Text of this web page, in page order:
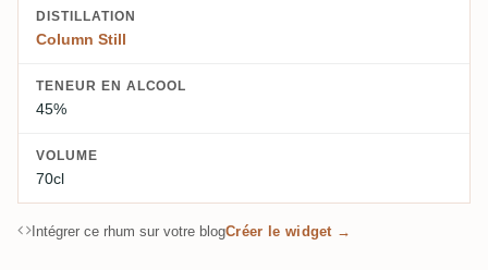
DISTILLATION
Column Still
TENEUR EN ALCOOL
45%
VOLUME
70cl
Intégrer ce rhum sur votre blogCréer le widget →